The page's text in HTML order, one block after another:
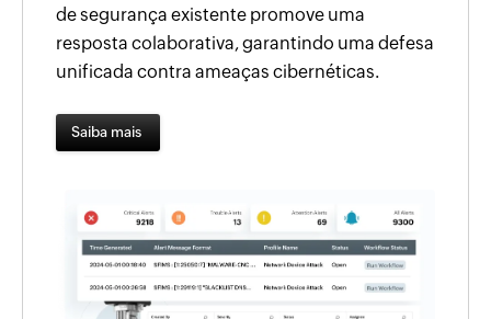
de segurança existente promove uma
resposta colaborativa, garantindo uma defesa
unificada contra ameaças cibernéticas.
Saiba mais